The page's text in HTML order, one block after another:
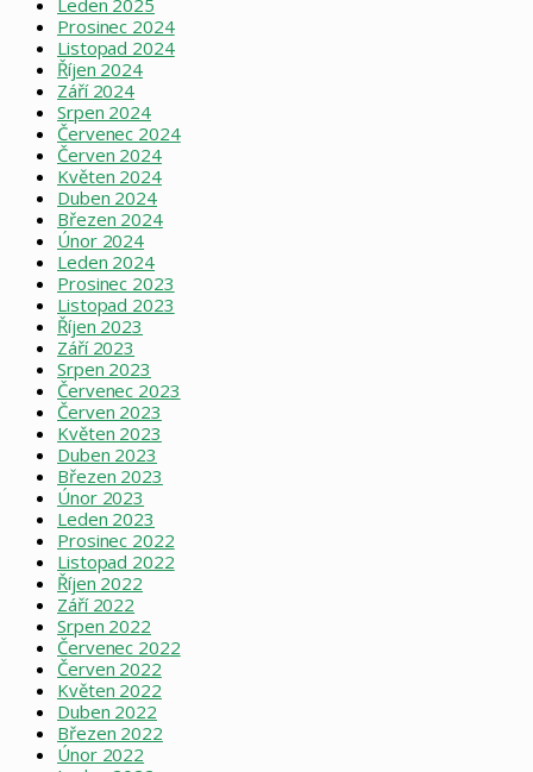
Prosinec 2024
Listopad 2024
Říjen 2024
Září 2024
Srpen 2024
Červenec 2024
Červen 2024
Květen 2024
Duben 2024
Březen 2024
Únor 2024
Leden 2024
Prosinec 2023
Listopad 2023
Říjen 2023
Září 2023
Srpen 2023
Červenec 2023
Červen 2023
Květen 2023
Duben 2023
Březen 2023
Únor 2023
Leden 2023
Prosinec 2022
Listopad 2022
Říjen 2022
Září 2022
Srpen 2022
Červenec 2022
Červen 2022
Květen 2022
Duben 2022
Březen 2022
Únor 2022